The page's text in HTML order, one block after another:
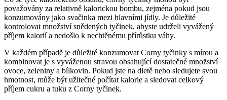
považovány⁣ za ⁢relativně kalorickou bombu, zejména pokud jsou
konzumovány jako svačinka mezi ⁢hlavními jídly. Je důležité
kontrolovat množství snědených tyčinek, abyste udrželi vyvážený
‍příjem kalorií a⁣ nedošlo k nechtěnému přírůstku ⁣váhy.
V ‌každém ⁢případě⁣ je důležité konzumovat Corny tyčinky s mírou a
kombinovat je ‍s vyváženou ⁣stravou obsahující ⁣dostatečné množství
ovoce,‌ zeleniny a bílkovin. Pokud jste na ‌dietě nebo sledujete svou
hmotnost, může být užitečné počítat kalorie ⁤a sledovat celkový‍
příjem cukru⁤ a tuku z ​Corny tyčinek.